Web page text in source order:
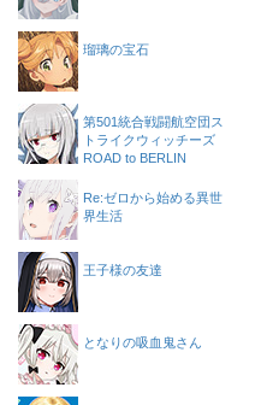
瑠璃の宝石
第501統合戦闘航空団ス
トライクウィッチーズ
ROAD to BERLIN
Re:ゼロから始める異世
界生活
王子様の友達
となりの吸血鬼さん